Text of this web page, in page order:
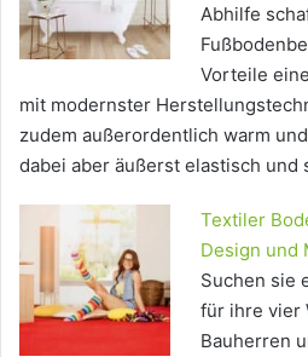
Abhilfe
Vorteile
mit modernster
zudem außerordentlich warm
dabei aber äußerst elastisch und
Textiler
Design und
Suchen sie
für ihre vier
Bauherren